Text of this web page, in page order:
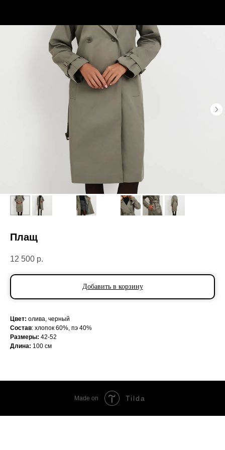
Плащ
12 500 р.
Добавить в корзину
Цвет: олива, черный
Состав: хлопок 60%, пэ 40%
Размеры: 42-52
Длина: 100 см
Made on Tilda